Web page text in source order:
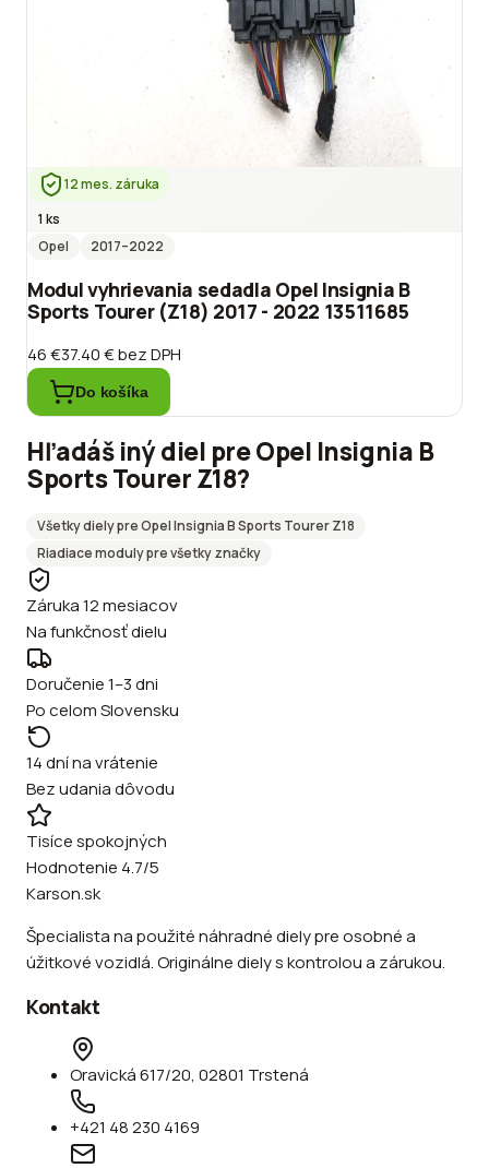
12 mes. záruka
1 ks
Opel
2017–2022
Modul vyhrievania sedadla Opel Insignia B
Sports Tourer (Z18) 2017 - 2022 13511685
46 €37.40 €bez DPH
Do košíka
Hľadáš iný diel preOpel Insignia B
Sports Tourer Z18?
Všetky diely preOpelInsignia B Sports Tourer Z18
Riadiace modulypre všetky značky
Záruka 12 mesiacov
Na funkčnosť dielu
Doručenie 1–3 dni
Po celom Slovensku
14 dní na vrátenie
Bez udania dôvodu
Tisíce spokojných
Hodnotenie 4.7/5
Karson.sk
Špecialista na použité náhradné diely pre osobné a
úžitkové vozidlá. Originálne diely s kontrolou a zárukou.
Kontakt
Oravická 617/20, 02801 Trstená
+421 48 230 4169